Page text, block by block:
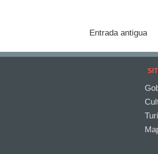
Entrada antigua